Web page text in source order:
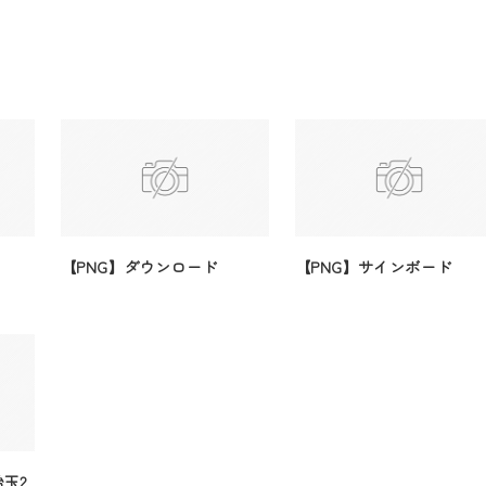
【PNG】ダウンロード 【PNG】サインボード